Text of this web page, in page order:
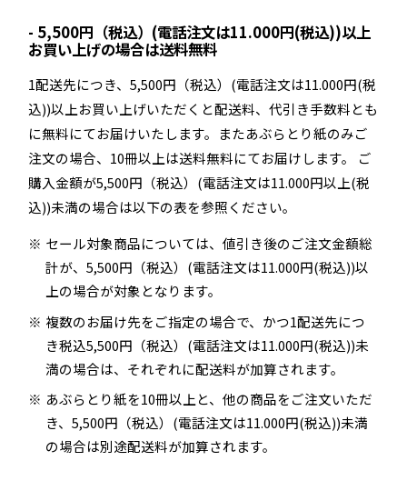
5,500円（税込）(電話注文は11.000円(税込))以上
お買い上げの場合は送料無料
1配送先につき、5,500円（税込）(電話注文は11.000円(税
込))以上お買い上げいただくと配送料、代引き手数料とも
に無料にてお届けいたします。またあぶらとり紙のみご
注文の場合、10冊以上は送料無料にてお届けします。 ご
購入金額が5,500円（税込）(電話注文は11.000円以上(税
込))未満の場合は以下の表を参照ください。
セール対象商品については、値引き後のご注文金額総
計が、5,500円（税込）(電話注文は11.000円(税込))以
上の場合が対象となります。
複数のお届け先をご指定の場合で、かつ1配送先につ
き税込5,500円（税込）(電話注文は11.000円(税込))未
満の場合は、それぞれに配送料が加算されます。
あぶらとり紙を10冊以上と、他の商品をご注文いただ
き、5,500円（税込）(電話注文は11.000円(税込))未満
の場合は別途配送料が加算されます。